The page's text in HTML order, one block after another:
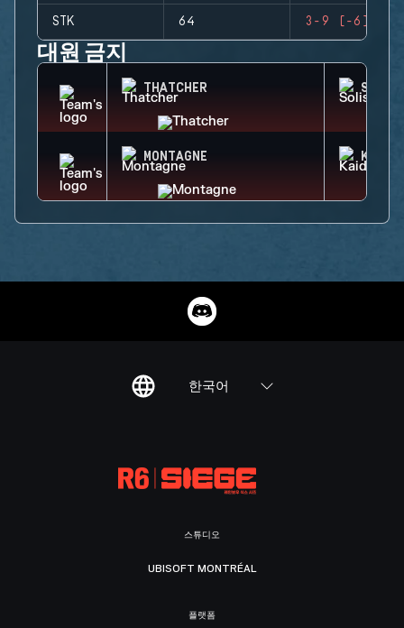
STK 64 3-9 (-6)
대원 금지
THATCHER SOLIS
MONTAGNE KAID
한국어
스튜디오
UBISOFT MONTRÉAL
플랫폼